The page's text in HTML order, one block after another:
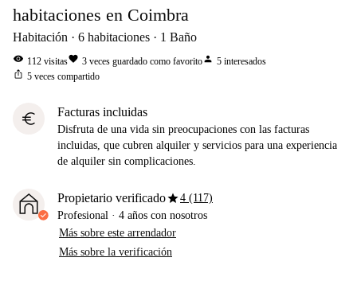
habitaciones en Coimbra
Habitación 6 habitaciones 1 Baño
visibility 112 visitasfavorite 3 veces guardado como favoritoperson 5 interesados
ios_share 5 veces compartido
euro Facturas incluidas
Disfruta de una vida sin preocupaciones con las facturas
incluidas, que cubren alquiler y servicios para una experiencia
de alquiler sin complicaciones.
Propietario verificadostar4 (117)
Profesional · 4 años con nosotros
Más sobre este arrendador
Más sobre la verificación